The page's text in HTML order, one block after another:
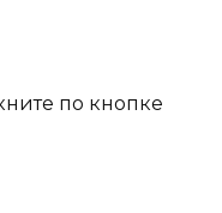
по кнопке